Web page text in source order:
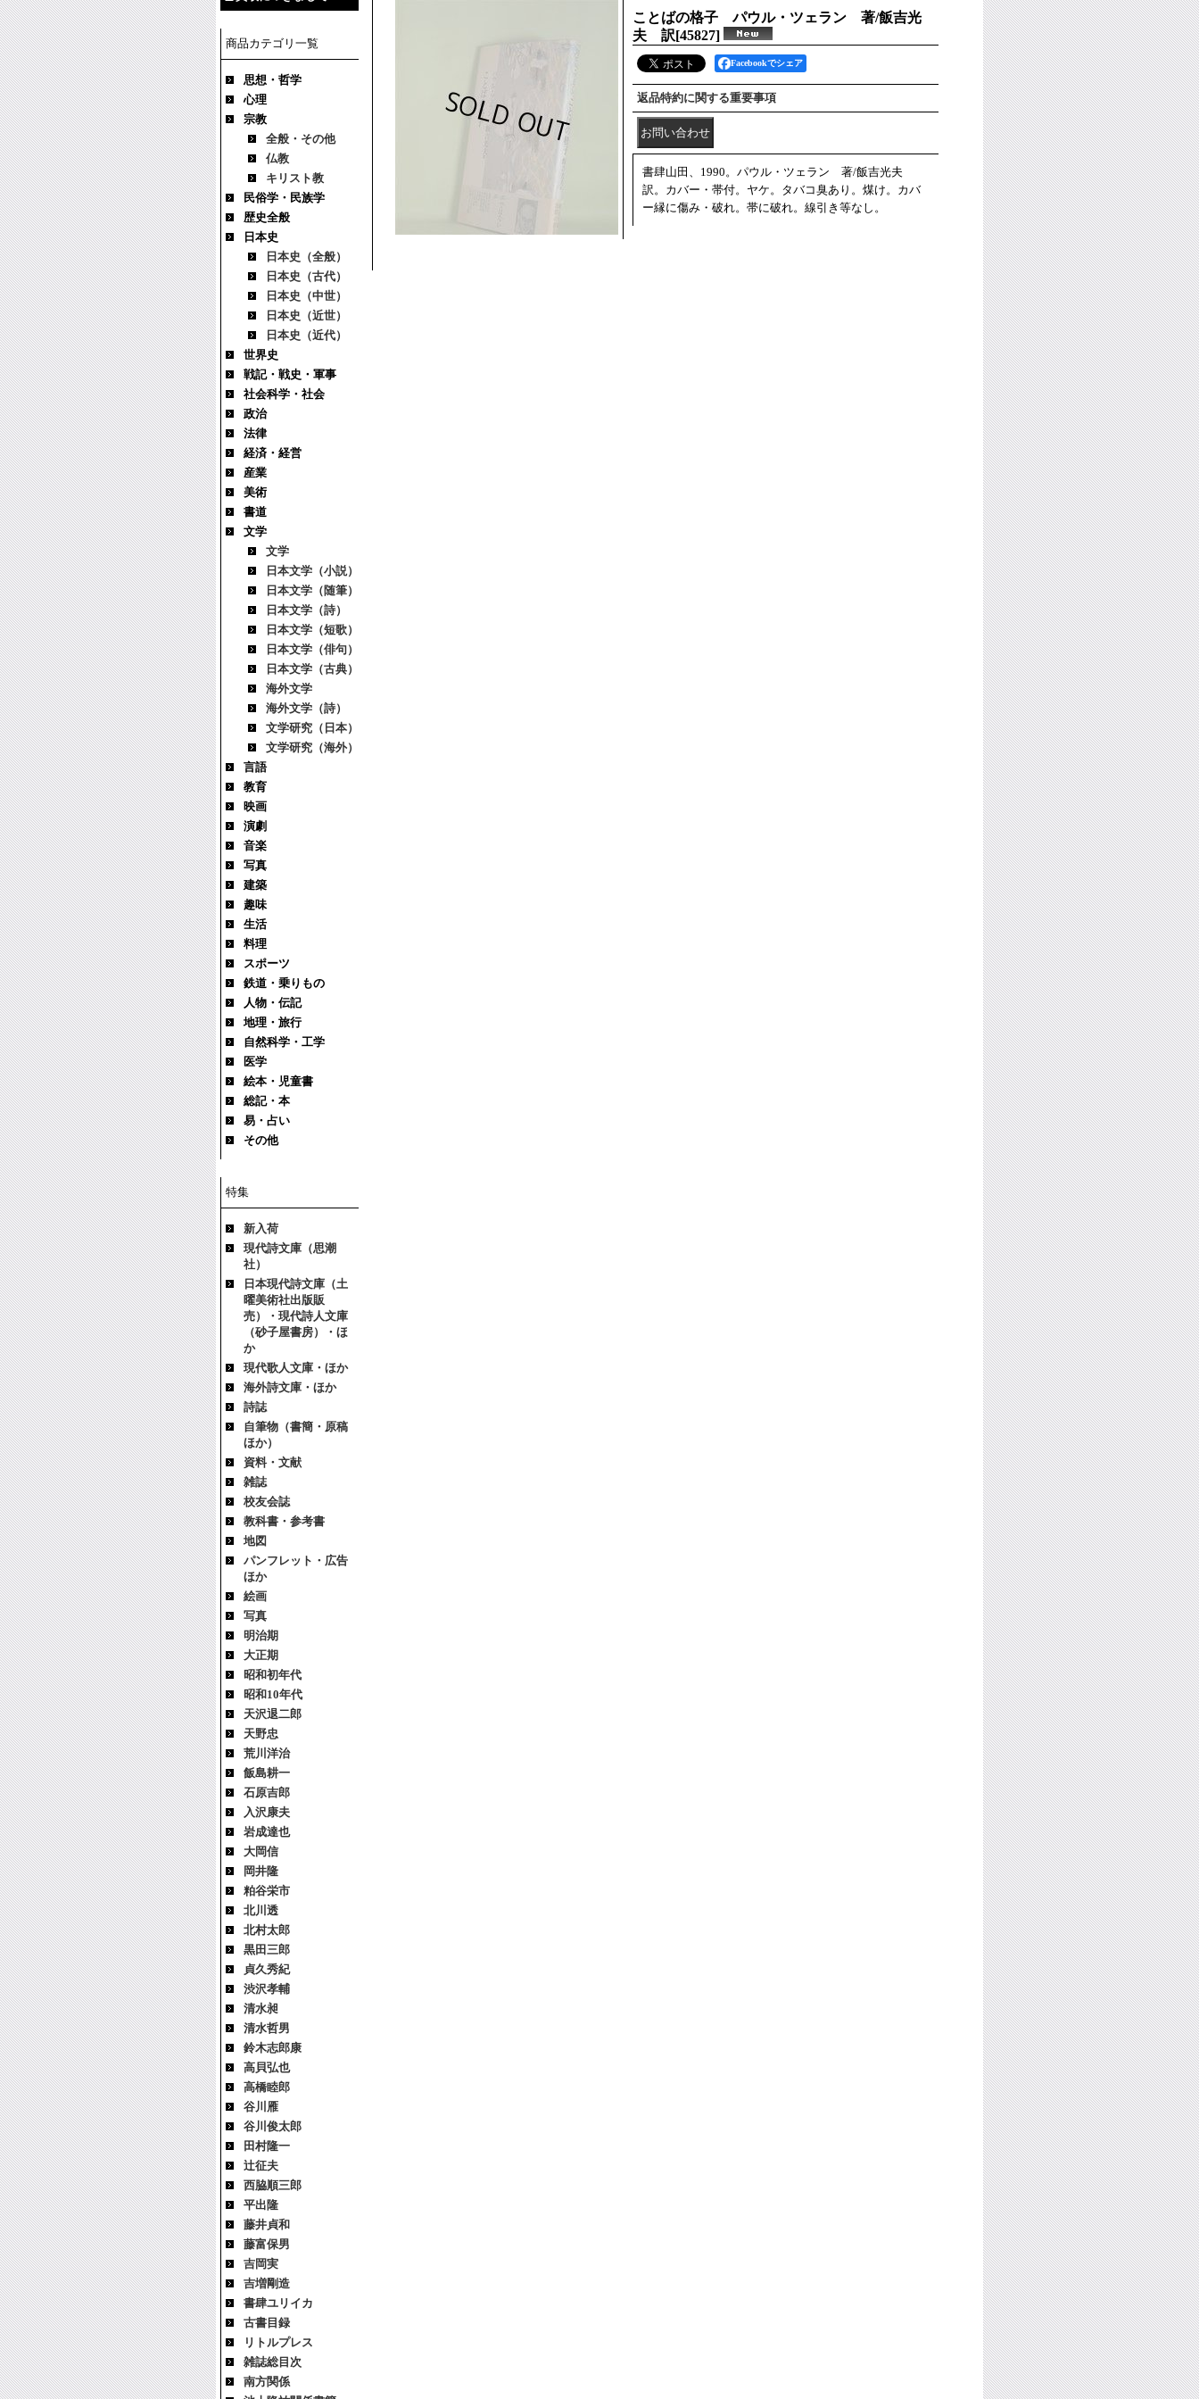
商品カテゴリ一覧
思想・哲学
心理
宗教
全般・その他
仏教
キリスト教
民俗学・民族学
歴史全般
日本史
日本史（全般）
日本史（古代）
日本史（中世）
日本史（近世）
日本史（近代）
世界史
戦記・戦史・軍事
社会科学・社会
政治
法律
経済・経営
産業
美術
書道
文学
文学
日本文学（小説）
日本文学（随筆）
日本文学（詩）
日本文学（短歌）
日本文学（俳句）
日本文学（古典）
海外文学
海外文学（詩）
文学研究（日本）
文学研究（海外）
言語
教育
映画
演劇
音楽
写真
建築
趣味
生活
料理
スポーツ
鉄道・乗りもの
人物・伝記
地理・旅行
自然科学・工学
医学
絵本・児童書
総記・本
易・占い
その他
特集
新入荷
現代詩文庫（思潮
社）
日本現代詩文庫（土
曜美術社出版販
売）・現代詩人文庫
（砂子屋書房）・ほ
か
現代歌人文庫・ほか
海外詩文庫・ほか
詩誌
自筆物（書簡・原稿
ほか）
資料・文献
雑誌
校友会誌
教科書・参考書
地図
パンフレット・広告
ほか
絵画
写真
明治期
大正期
昭和初年代
昭和10年代
天沢退二郎
天野忠
荒川洋治
飯島耕一
石原吉郎
入沢康夫
岩成達也
大岡信
岡井隆
粕谷栄市
北川透
北村太郎
黒田三郎
貞久秀紀
渋沢孝輔
清水昶
清水哲男
鈴木志郎康
高貝弘也
高橋睦郎
谷川雁
谷川俊太郎
田村隆一
辻征夫
西脇順三郎
平出隆
藤井貞和
藤富保男
吉岡実
吉増剛造
書肆ユリイカ
古書目録
リトルプレス
雑誌総目次
南方関係
ことばの格子 パウル・ツェラン 著/飯吉光
夫 訳[45827]
Facebookでシェア
返品特約に関する重要事項
書肆山田、1990。パウル・ツェラン 著/飯吉光夫
訳。カバー・帯付。ヤケ。タバコ臭あり。煤け。カバ
ー縁に傷み・破れ。帯に破れ。線引き等なし。